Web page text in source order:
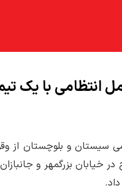
انتظامی با یک
سیستان و بلوچستان از
در خیابان بزرگمهر و